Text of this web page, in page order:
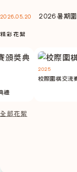
2026.05.20 2026暑期
精彩花絮
2025
校際圍棋交流賽
全部花絮